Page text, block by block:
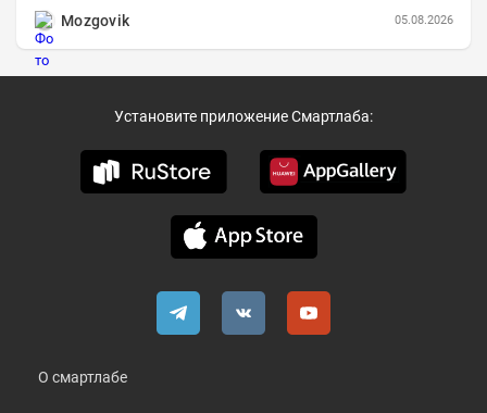
Mozgovik
05.08.2026
Установите приложение Смартлаба:
О смартлабе